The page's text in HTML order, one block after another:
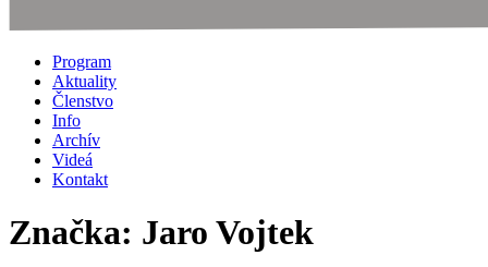
Program
Aktuality
Členstvo
Info
Archív
Videá
Kontakt
Značka: Jaro Vojtek